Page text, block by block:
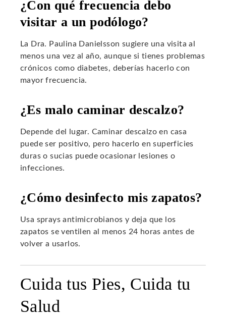
¿Con qué frecuencia debo
visitar a un podólogo?
La Dra. Paulina Danielsson sugiere una visita al
menos una vez al año, aunque si tienes problemas
crónicos como diabetes, deberías hacerlo con
mayor frecuencia.
¿Es malo caminar descalzo?
Depende del lugar. Caminar descalzo en casa
puede ser positivo, pero hacerlo en superficies
duras o sucias puede ocasionar lesiones o
infecciones.
¿Cómo desinfecto mis zapatos?
Usa sprays antimicrobianos y deja que los
zapatos se ventilen al menos 24 horas antes de
volver a usarlos.
Cuida tus Pies, Cuida tu
Salud